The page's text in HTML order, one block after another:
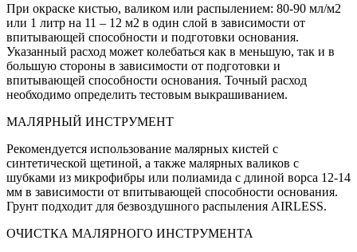
При окраске кистью, валиком или распылением: 80-90 мл/м2
или 1 литр на 11 – 12 м2 в один слой в зависимости от
впитывающей способности и подготовки основания.
Указанный расход может колебаться как в меньшую, так и в
большую стороны в зависимости от подготовки и
впитывающей способности основания. Точный расход
необходимо определить тестовым выкрашиванием.
МАЛЯРНЫЙ ИНСТРУМЕНТ
Рекомендуется использование малярных кистей с
синтетической щетиной, а также малярных валиков с
шубками из микрофибры или полиамида с длиной ворса 12-14
мм в зависимости от впитывающей способности основания.
Грунт подходит для безвоздушного распыления AIRLESS.
ОЧИСТКА МАЛЯРНОГО ИНСТРУМЕНТА